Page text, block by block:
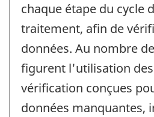
chaque étape du cycle
traitement, afin de
données. Au nombre
figurent l'utilisation
vérification conçues
données manquantes,